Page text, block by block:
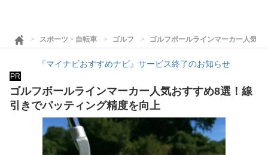
スポーツ・自転車 ゴルフ ゴルフボールラインマーカー人気
『マイナビおすすめナビ』サービス終了のお知らせ
PR
ゴルフボールラインマーカー人気おすすめ8選！線
引きでパッティング精度を向上